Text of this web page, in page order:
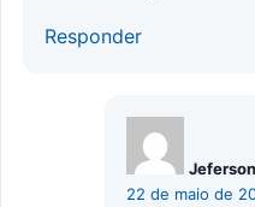
Responder
Jeferson
22 de maio de